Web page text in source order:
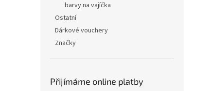
barvy na vajíčka
Ostatní
Dárkové vouchery
Značky
Přijímáme online platby